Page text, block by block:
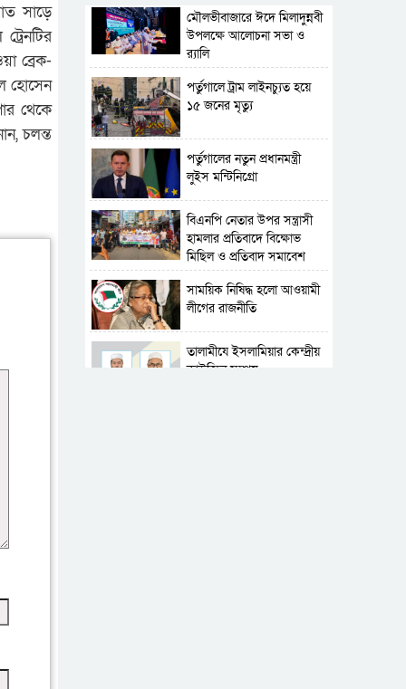
সাড়ে
ব্রেক-
হোসেন
থেকে
চলন্ত
মৌলভীবাজারে ঈদে মিলাদুন্নবী
উপলক্ষে আলোচনা সভা ও
র‍্যালি
পর্তুগালে ট্রাম লাইনচ্যুত হয়ে
১৫ জনের মৃত্যু
পর্তুগালের নতুন প্রধানমন্ত্রী
লুইস মন্টিনিগ্রো
বিএনপি নেতার উপর সন্ত্রাসী
হামলার প্রতিবাদে বিক্ষোভ
মিছিল ও প্রতিবাদ সমাবেশ
সাময়িক নিষিদ্ধ হলো আওয়ামী
লীগের রাজনীতি
‎তালামীযে ইসলামিয়ার কেন্দ্রীয়
কাউন্সিল সম্পন্ন